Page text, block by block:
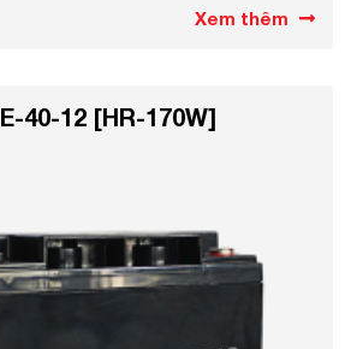
Xem thêm
40-12 [HR-170W]